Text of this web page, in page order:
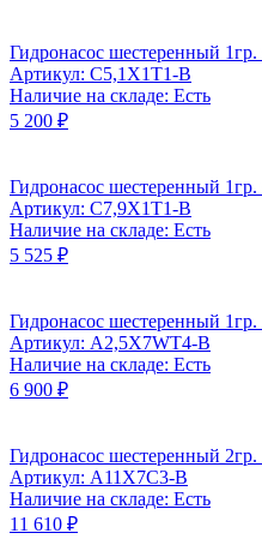
Гидронасос шестеренный
Артикул: C5,1X1T1-B
Наличие на складе: Есть
5 200 ₽
Гидронасос шестеренный
Артикул: C7,9X1T1-B
Наличие на складе: Есть
5 525 ₽
Гидронасос шестеренный
Артикул: А2,5Х7WТ4-В
Наличие на складе: Есть
6 900 ₽
Гидронасос шестеренный
Артикул: A11X7C3-B
Наличие на складе: Есть
11 610 ₽